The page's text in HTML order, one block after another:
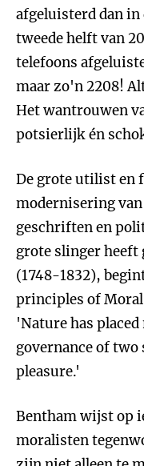
afgeluisterd dan in
tweede helft van
telefoons
maar zo'n 2208!
Het wantrouwen
potsierlijk én
De grote utilist en
modernisering
geschriften en
grote slinger heeft
(1748-1832),
principles of
'Nature has
governance of
pleasure.'
Bentham wijst op
moralisten